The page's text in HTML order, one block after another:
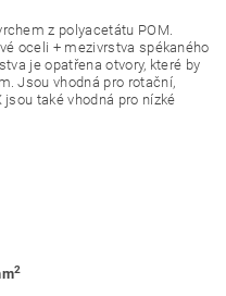
z polyacetátu POM.
oceli + mezivrstva spékaného
je opatřena otvory, které by
Jsou vhodná pro rotační,
také vhodná pro nízké
2